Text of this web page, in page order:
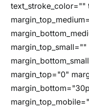
margin_top="0"